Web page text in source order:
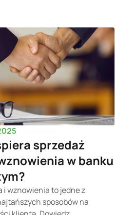
sprzedaż
w banku
i wznowienia to jedne z
sposobów na